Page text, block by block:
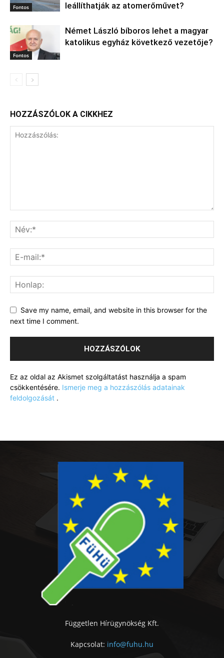
Fontos
leállíthatják az atomerőművet?
Fontos
Német László bíboros lehet a magyar
katolikus egyház következő vezetője?
HOZZÁSZÓLOK A CIKKHEZ
Save my name, email, and website in this browser for the
next time I comment.
Ez az oldal az Akismet szolgáltatást használja a spam
csökkentésére. Ismerje meg a hozzászólás adatainak
feldolgozását .
Független Hírügynökség Kft.
Kapcsolat: info@fuhu.hu